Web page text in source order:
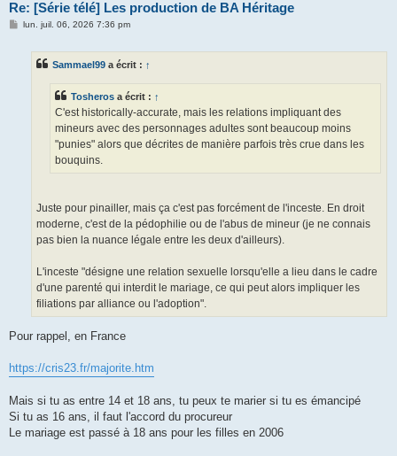
Re: [Série télé] Les production de BA Héritage
Mlun. juil. 06, 2026 7:36 pm
Sammael99 a écrit : ↑
Tosheros a écrit : ↑
C'est historically-accurate, mais les relations impliquant des
mineurs avec des personnages adultes sont beaucoup moins
"punies" alors que décrites de manière parfois très crue dans les
bouquins.
Juste pour pinailler, mais ça c'est pas forcément de l'inceste. En droit
moderne, c'est de la pédophilie ou de l'abus de mineur (je ne connais
pas bien la nuance légale entre les deux d'ailleurs).
L'inceste "désigne une relation sexuelle lorsqu'elle a lieu dans le cadre
d'une parenté qui interdit le mariage, ce qui peut alors impliquer les
filiations par alliance ou l'adoption".
Pour rappel, en France
https://cris23.fr/majorite.htm
Mais si tu as entre 14 et 18 ans, tu peux te marier si tu es émancipé
Si tu as 16 ans, il faut l'accord du procureur
Le mariage est passé à 18 ans pour les filles en 2006